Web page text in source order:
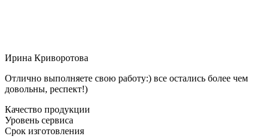
Ирина Криворотова
Отлично выполняете свою работу:) все остались более чем
довольны, респект!)
Качество продукции
Уровень сервиса
Срок изготовления